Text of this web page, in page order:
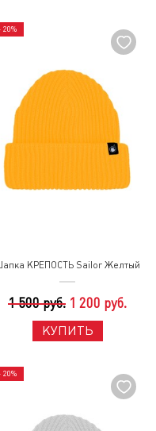
20%
КРЕПОСТЬ Sailor Желтый
1 500 руб. 1 200 руб.
КУПИТЬ
20%